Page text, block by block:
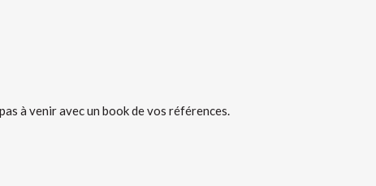
à venir avec un book de vos références.